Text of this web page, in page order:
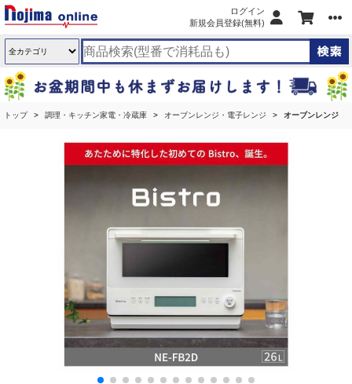
ログイン
新規会員登録(無料)
トップ 調理・キッチン家電・冷蔵庫 オーブンレンジ・電子レンジ オーブンレンジ